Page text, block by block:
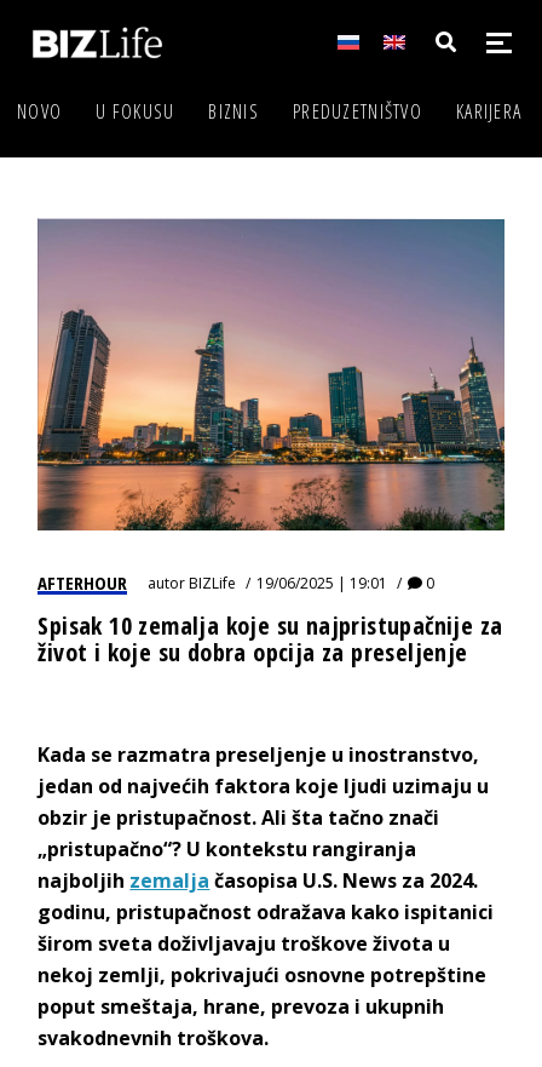
NOVO U FOKUSU BIZNIS PREDUZETNIŠTVO KARIJERA
AFTERHOUR autorBIZLife 19/06/2025 | 19:01 0
Spisak 10 zemalja koje su najpristupačnije za
život i koje su dobra opcija za preseljenje
Kada se razmatra preseljenje u inostranstvo,
jedan od najvećih faktora koje ljudi uzimaju u
obzir je pristupačnost. Ali šta tačno znači
„pristupačno“? U kontekstu rangiranja
najboljih zemalja časopisa U.S. News za 2024.
godinu, pristupačnost odražava kako ispitanici
širom sveta doživljavaju troškove života u
nekoj zemlji, pokrivajući osnovne potrepštine
poput smeštaja, hrane, prevoza i ukupnih
svakodnevnih troškova.